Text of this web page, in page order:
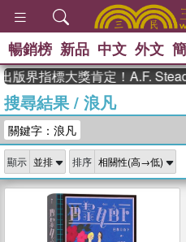
、
獎
登輝
偉大
暢銷榜 新品 中文 外文
版界指標大獎肯定！A.F.
搜尋結果/ 浪凡
關鍵字：浪凡
顯示 排序